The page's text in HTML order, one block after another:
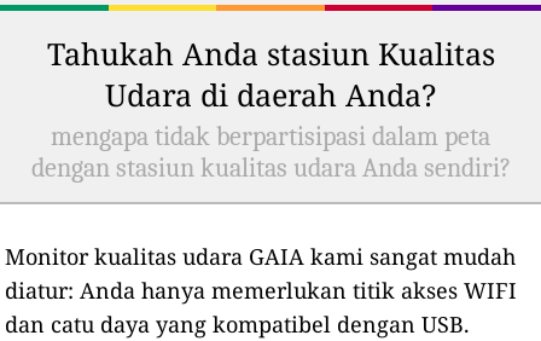
Tahukah Anda stasiun Kualitas
Udara di daerah Anda?
mengapa tidak berpartisipasi dalam peta
dengan stasiun kualitas udara Anda sendiri?
Monitor kualitas udara GAIA kami sangat mudah
diatur: Anda hanya memerlukan titik akses WIFI
dan catu daya yang kompatibel dengan USB.